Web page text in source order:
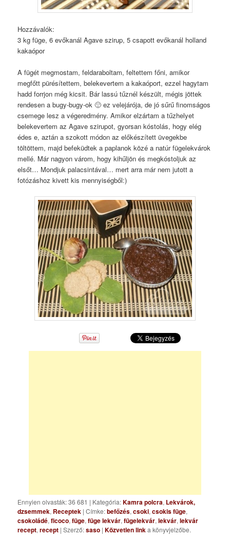
Hozzávalók:
3 kg füge, 6 evőkanál Agave szirup, 5 csapott evőkanál holland
kakaópor
A fügét megmostam, feldaraboltam, feltettem főni, amikor
megfőtt pürésítettem, belekevertem a kakaóport, ezzel hagytam
hadd forrjon még kicsit. Bár lassú tűznél készült, mégis jöttek
rendesen a bugy-bugy-ok 🙂 ez velejárója, de jó sűrű finomságos
csemege lesz a végeredmény. Amikor elzártam a tűzhelyet
belekevertem az Agave szirupot, gyorsan kóstolás, hogy elég
édes e, aztán a szokott módon az előkészített üvegekbe
töltöttem, majd befeküdtek a paplanok közé a natúr fügelekvárok
mellé. Már nagyon várom, hogy kihűljön és megkóstoljuk az
elsőt… Mondjuk palacsintával… mert arra már nem jutott a
fotózáshoz kivett kis mennyiségből:)
Ennyien olvasták: 36 681 | Kategória:Kamra polcra, Lekvárok,
dzsemmek, Receptek | Címke:befőzés,csoki,csokis füge,
csokoládé,ficoco,füge,füge lekvár,fügelekvár,lekvár,lekvár
recept,recept | Szerző:saso |Közvetlen linka könyvjelzőbe.